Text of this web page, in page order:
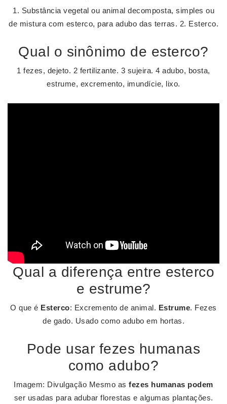
1. Substância vegetal ou animal decomposta, simples ou
de mistura com esterco, para adubo das terras. 2. Esterco.
Qual o sinônimo de esterco?
1 fezes, dejeto. 2 fertilizante. 3 sujeira. 4 adubo, bosta,
estrume, excremento, imundície, lixo.
Qual a diferença entre esterco
e estrume?
O que é Esterco: Excremento de animal. Estrume. Fezes
de gado. Usado como adubo em hortas.
Pode usar fezes humanas
como adubo?
Imagem: Divulgação Mesmo asfezes humanas podem
ser usadas para adubar florestas e algumas plantações.